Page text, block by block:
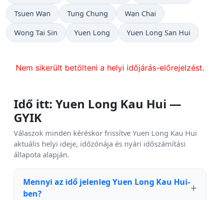
Tsuen Wan Tung Chung Wan Chai
Wong Tai Sin Yuen Long Yuen Long San Hui
Nem sikerült betölteni a helyi időjárás-előrejelzést.
Idő itt: Yuen Long Kau Hui —
GYIK
Válaszok minden kéréskor frissítve Yuen Long Kau Hui
aktuális helyi ideje, időzónája és nyári időszámítási
állapota alapján.
Mennyi az idő jelenleg Yuen Long Kau Hui-
ben?